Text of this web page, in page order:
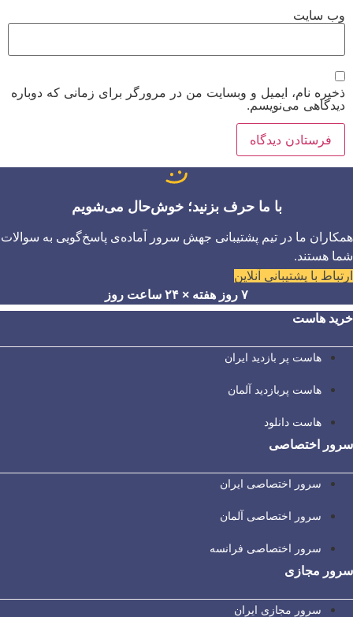
وب‌ سایت
ذخیره نام، ایمیل و وبسایت من در مرورگر برای زمانی که دوباره
دیدگاهی می‌نویسم.
با ما حرف بزنید؛ خوش‌حال می‌شویم
همکاران ما در تیم پشتیبانی جهش سرور آماده‌ی پاسخ‌گویی به سوالات
شما هستند.
ارتباط با پشتیبانی آنلاین
۷ روز هفته × ۲۴ ساعت روز
خرید هاست
هاست پر بازدید ایران
هاست پربازدید آلمان
هاست دانلود
سرور اختصاصی
سرور اختصاصی ایران
سرور اختصاصی آلمان
سرور اختصاصی فرانسه
سرور مجازی
سرور مجازی ایران